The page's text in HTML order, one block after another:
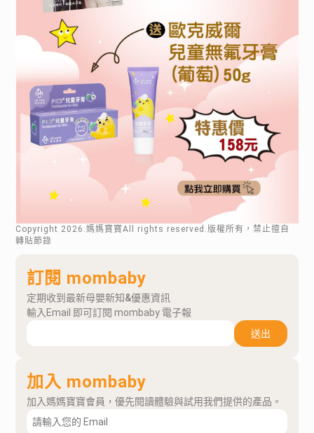
Copyright 2026 .媽媽寶寶All rights reserved.版權所有，禁止擅自
轉貼節錄
訂閱 mombaby
定期收到最新母嬰新知&優惠資訊
輸入Email 即可訂閱 mombaby 電子報
送出
加入 mombaby
加入媽媽寶寶會員，優先閱讀體驗與試用我們提供的產品。